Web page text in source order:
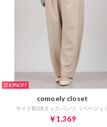
89%
comoely closet
サイドBOXタックパンツ （ベージュ）
￥1,369